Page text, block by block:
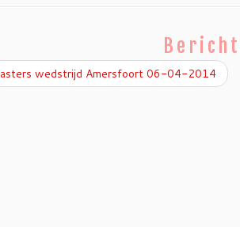
wedstrijd Amersfoort 06-04-2014